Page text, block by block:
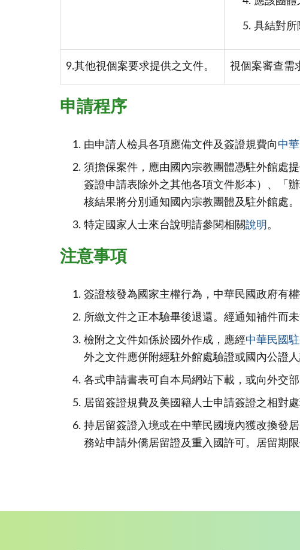
具結對所
9.其他視個案要求提供之文件。 視個案審查需
申請程序
由申請人檢具各項應備文件及簽證規費向 中
須擔保案件，應由國內宗教團體憑駐外館處
簽證申請表除外之其他各項文件影本）、「
核結果將分別通知國內宗教團體及駐外館處。
特定國家人士來台說明請參閱相關說明 。
注意事項
簽證核發為國家主權行為，中華民國政府有
所繳文件之正本驗畢後退還。經通知補件而
檢附之文件如係於國外作成，應經中華民國
外之文件應併附經駐外館處驗證或國內公證
各式申請書表可自本局網站下載，或向外交
居留簽證規費及美國籍人士申請簽證之相對
持居留簽證入境或在中華民國境內獲改換發
務站申請外僑居留證及重入國許可。居留期